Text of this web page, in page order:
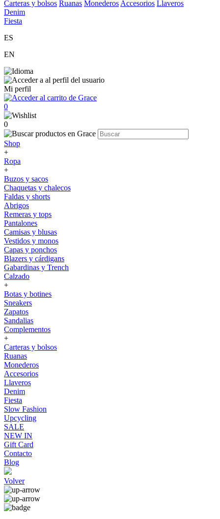
Carteras y bolsos Ruanas Monederos Accesorios Llaveros
Denim
Fiesta
ES
EN
Mi perfil
0
0
Shop
+
Ropa
+
Buzos y sacos
Chaquetas y chalecos
Faldas y shorts
Abrigos
Remeras y tops
Pantalones
Camisas y blusas
Vestidos y monos
Capas y ponchos
Blazers y cárdigans
Gabardinas y Trench
Calzado
+
Botas y botines
Sneakers
Zapatos
Sandalias
Complementos
+
Carteras y bolsos
Ruanas
Monederos
Accesorios
Llaveros
Denim
Fiesta
Slow Fashion
Upcycling
SALE
NEW IN
Gift Card
Contacto
Blog
Volver